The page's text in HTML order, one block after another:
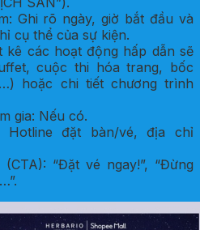
Ghi rõ ngày, giờ bắt đầu và
cụ thể của sự kiện.
kê các hoạt động hấp dẫn sẽ
cuộc thi hóa trang, bốc
hoặc chi tiết chương trình
gia: Nếu có.
Hotline đặt bàn/vé, địa chỉ
“Đặt vé ngay!”, “Đừng